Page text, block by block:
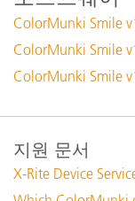
ColorMunki Smile
ColorMunki Smile
ColorMunki Smile
지원 문서
X-Rite Device